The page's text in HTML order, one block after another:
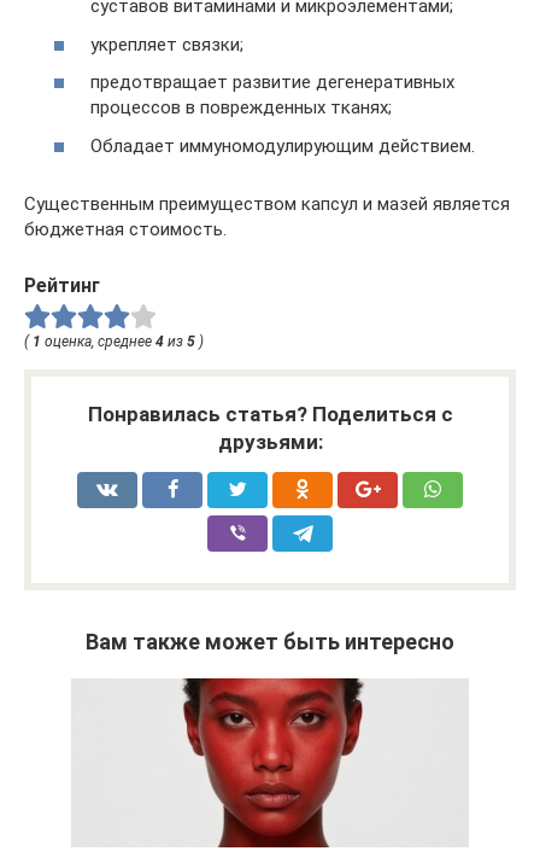
суставов витаминами и микроэлементами;
укрепляет связки;
предотвращает развитие дегенеративных
процессов в поврежденных тканях;
Обладает иммуномодулирующим действием.
Существенным преимуществом капсул и мазей является
бюджетная стоимость.
Рейтинг
( 1 оценка, среднее 4 из 5 )
Понравилась статья? Поделиться с
друзьями:
Вам также может быть интересно